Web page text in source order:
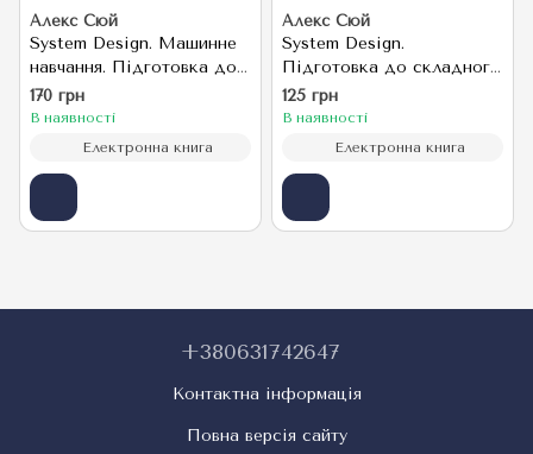
Алекс Сюй
System Design. Машинне
навчання. Підготовка до
складного інтерв'ю
170 грн
В наявності
Електронна книга
Алекс Сюй
System Design.
Підготовка до складного
інтерв'ю
125 грн
В наявності
Електронна книга
+380631742647
Контактна інформація
Повна версія сайту